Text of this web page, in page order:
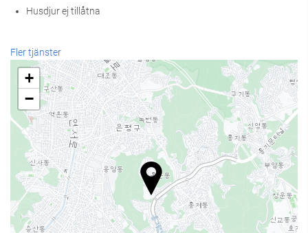
Husdjur ej tillåtna
Mat och dryck
À la carte-restaurang
Bar
Kafé på boendet
Receptionstjänster
24-timmarsreception
Bagageförvaring
Fler tjänster
+
−